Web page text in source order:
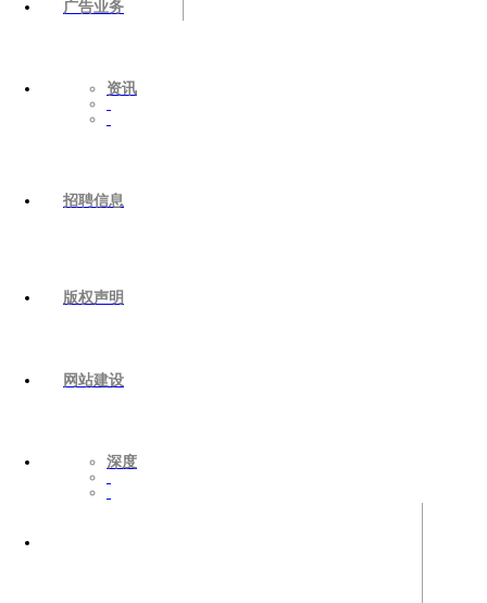
广告业务
资讯
招聘信息
版权声明
网站建设
深度